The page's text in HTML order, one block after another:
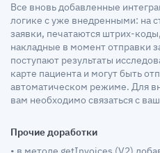
Все вновь добавленные
логике с уже внедренными: на
заявки, печатаются штрих-
накладные в момент отправки
поступают результаты
карте пациента и могут быть
автоматическом режиме. Для
вам необходимо связаться с
Прочие доработки